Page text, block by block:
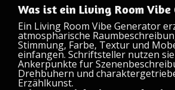
Was ist ein Living Room Vibe
Ein Living Room Vibe Generator
atmospharische
Stimmung, Farbe, Textur und
einfangen. Schriftsteller nutzen
Ankerpunkte fur
Drehbuhern und
Erzählkunst.